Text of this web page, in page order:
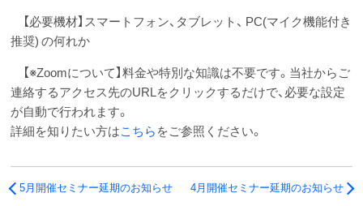
【必要機材】スマートフォン、タブレット、 PC(マイク機能付き
推奨) の何れか
【※Zoomについて】料金や特別な知識は不要です。当社からご
連絡するアクセス先のURLをクリックするだけで、必要な設定
が自動で行われます。
詳細を知りたい方はこちらをご参照ください。
5月開催セミナー延期のお知らせ 4月開催セミナー延期のお知らせ